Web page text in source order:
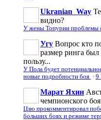
Ukranian_Way
видно?
У жены Топурии
Угу Вопрос кто
размер ринга
пользу...
У Пола будет
новые подробности боя · 9
Марат Яхин
чемпионского
Цзю прокомментировал
больших боях и режиме